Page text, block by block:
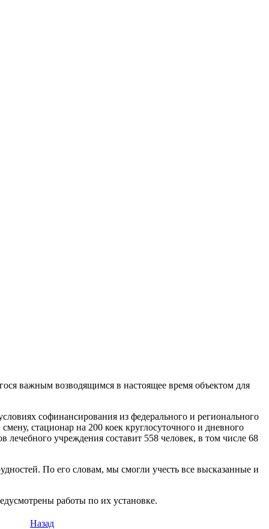
важным возводящимся в настоящее время объектом для
софинансирования из федерального и регионального
стационар на 200 коек круглосуточного и дневного
учреждения составит 558 человек, в том числе 68
По его словам, мы смогли учесть все высказанные и
работы по их установке.
Назад